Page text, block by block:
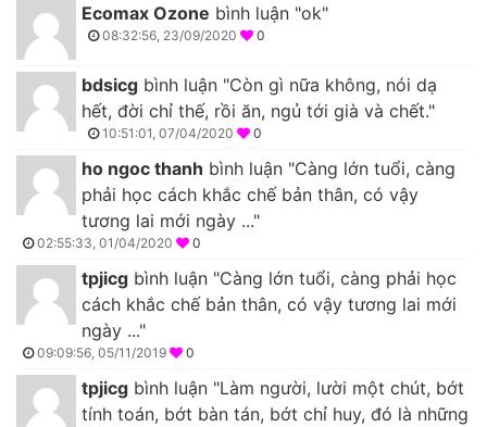
Ecomax Ozone bình luận "ok"
08:32:56, 23/09/2020 0
bdsicg bình luận "Còn gì nữa không, nói dạ
hết, đời chỉ thế, rồi ăn, ngủ tới già và chết."
10:51:01, 07/04/2020 0
ho ngoc thanh bình luận "Càng lớn tuổi, càng
phải học cách khắc chế bản thân, có vậy
tương lai mới ngày ..."
02:55:33, 01/04/2020 0
tpjicg bình luận "Càng lớn tuổi, càng phải học
cách khắc chế bản thân, có vậy tương lai mới
ngày ..."
09:09:56, 05/11/2019 0
tpjicg bình luận "Làm người, lười một chút, bớt
tính toán, bớt bàn tán, bớt chỉ huy, đó là những